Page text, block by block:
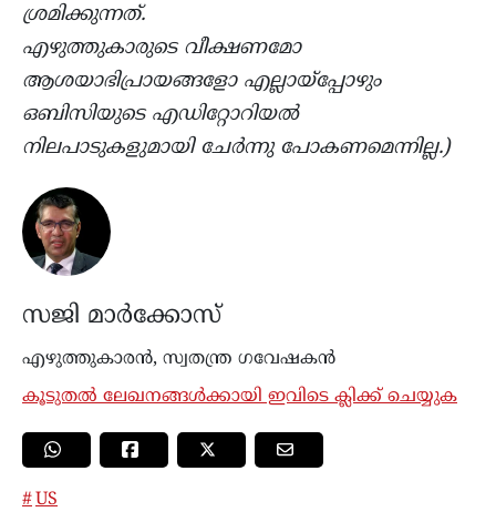
ശ്രമിക്കുന്നത്.
എഴുത്തുകാരുടെ വീക്ഷണമോ
ആശയാഭിപ്രായങ്ങളോ എല്ലായ്പ്പോഴും
ഒബിസിയുടെ എഡിറ്റോറിയൽ
നിലപാടുകളുമായി ചേർന്നു പോകണമെന്നില്ല.)
സജി മാർക്കോസ്
എഴുത്തുകാരൻ, സ്വതന്ത്ര ഗവേഷകൻ
കൂടുതൽ ലേഖനങ്ങൾക്കായി ഇവിടെ ക്ലിക്ക് ചെയ്യുക
US